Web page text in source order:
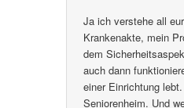
Ja ich verstehe all
Krankenakte, mein
dem
auch dann
einer Einrichtung
Seniorenheim. Und